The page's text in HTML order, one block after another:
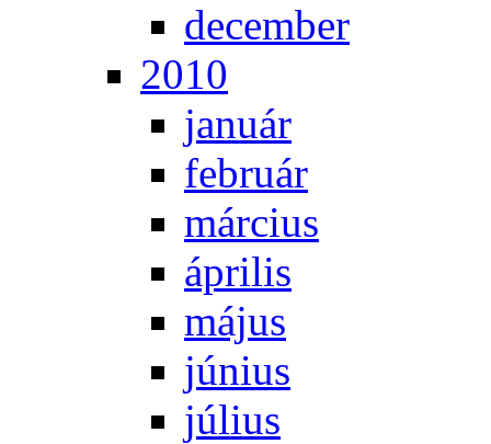
de­cem­ber
2010
ja­nu­ár
feb­ru­ár
már­ci­us
áp­ri­lis
má­jus
jú­ni­us
jú­li­us